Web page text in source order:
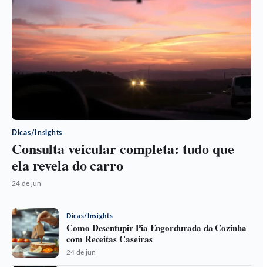
Dicas/Insights
Consulta veicular completa: tudo que
ela revela do carro
24 de jun
Dicas/Insights
Como Desentupir Pia Engordurada da Cozinha
com Receitas Caseiras
24 de jun